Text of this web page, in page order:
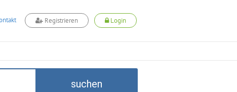
Registrieren Login
suchen